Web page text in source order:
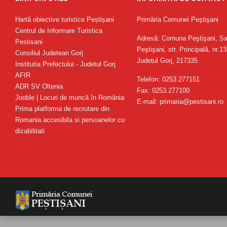
Hartă obiective turistice Peștișani
Centrul de Informare Turistica
Pestisani
Consiliul Judetean Gorj
Institutia Prefectului - Judetul Gorj
AFIR
ADR SV Oltenia
Jooble | Locuri de muncă în România
Prima platforma de recrutare din
Romania accesibila si persoanelor cu
dizabilitati
Primăria Comunei Peştişani
Adresă: Comuna Peştişani,
Peştişani, str. Principală,
Județul Gorj, 217335
Telefon: 0253.277151
Fax: 0253.277100
E-mail: primaria@pestisani.ro